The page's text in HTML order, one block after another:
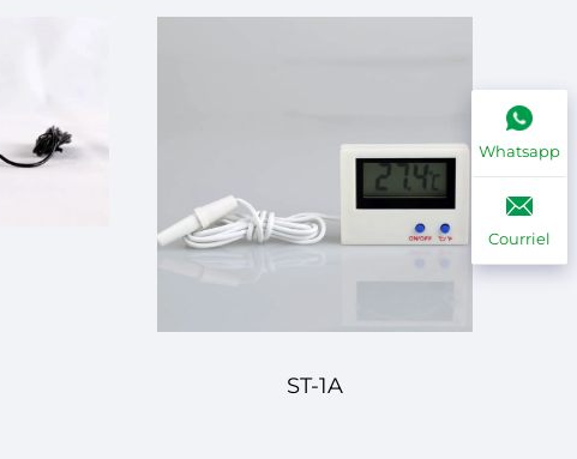
ST-1A
Whatsapp
Courriel